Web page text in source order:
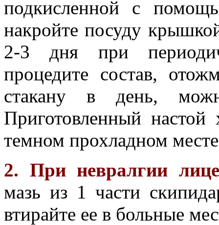
подкисленной с
накройте посуду
2-3 дня при
процедите состав,
стакану в день,
Приготовленный
темном прохладном
2. При невралгии
мазь из 1 части
втирайте ее в больные